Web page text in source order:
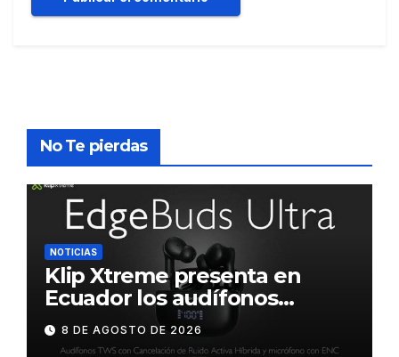
No Te pierdas
NOTICIAS
Klip Xtreme presenta en
Ecuador los audífonos
DynaBuds con sonido
inteligente y control táctil
8 DE AGOSTO DE 2026